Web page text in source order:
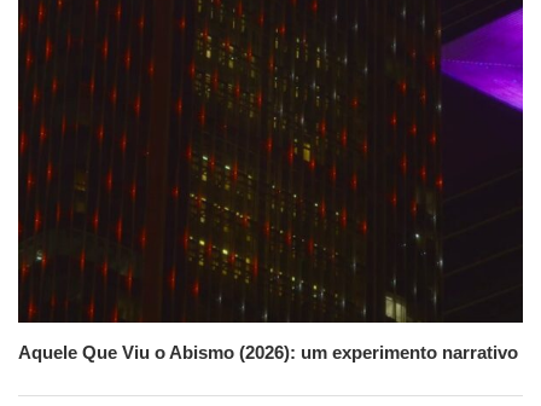
Aquele Que Viu o Abismo (2026): um experimento narrativo